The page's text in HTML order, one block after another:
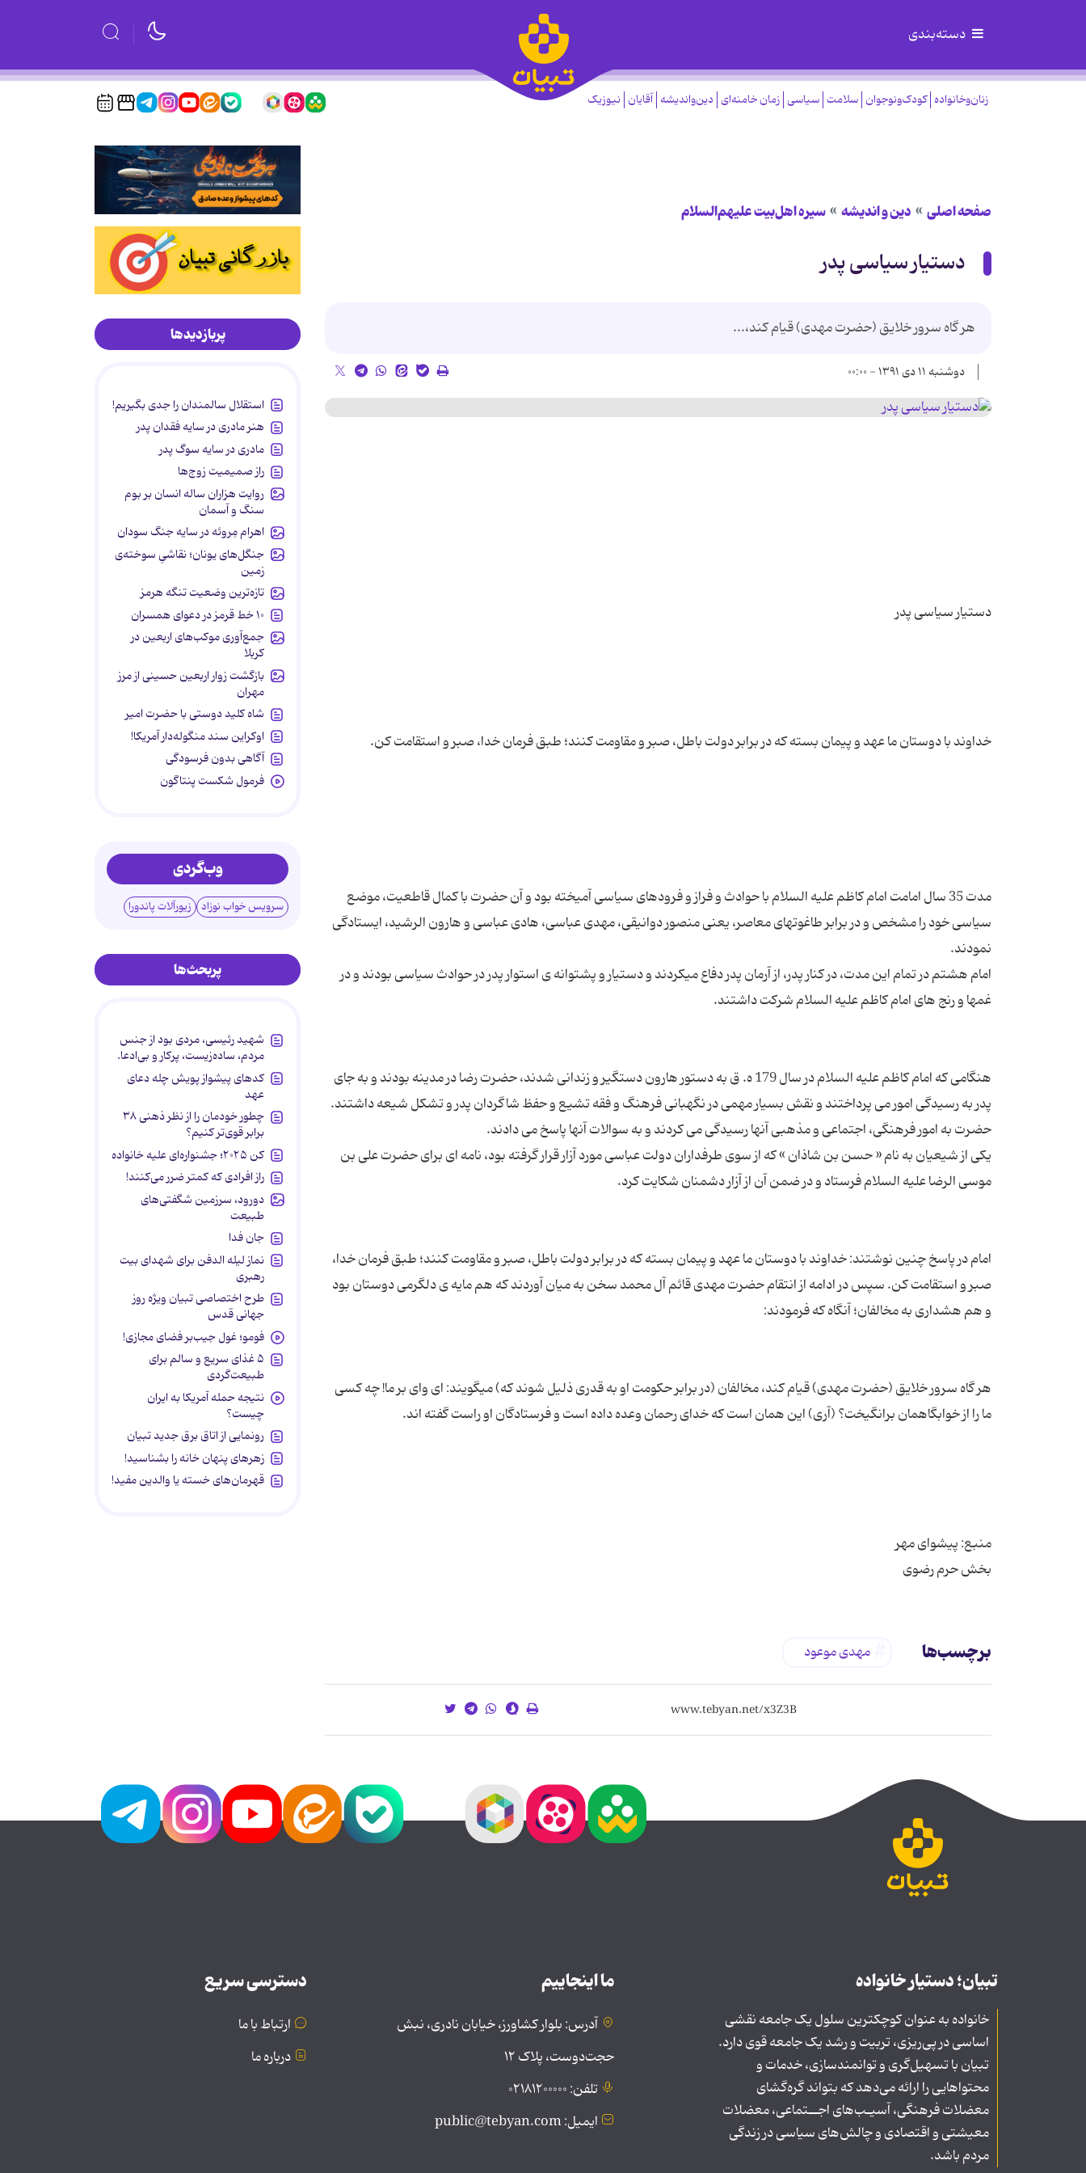
دسته‌بندی
زنان‌وخانواده کودک‌ونوجوان سلامت سیاسی زمان خامنه‌ای دین‌واندیشه آقایان نیوزیک
صفحه اصلی دین و اندیشه سیره اهل‌بیت علیهم‌السلام
دستیار سیاسی پدر
هر گاه سرور خلایق (حضرت مهدی) قیام کند،...
دوشنبه ۱۱ دی ۱۳۹۱ - ۰۰:۰۰
مدت 35 سال امامت امام کاظم علیه السلام با حوادث و فراز و فرودهای سیاسی آمیخته بود و آن حضرت با کمال قاطعیت، موضع
سیاسی خود را مشخص و در برابر طاغوتهای معاصر، یعنی منصور دوانیقی، مهدی عباسی، هادی عباسی و هارون الرشید، ایستادگی
امام هشتم در تمام این مدت، در کنار پدر، از آرمان پدر دفاع میکردند و دستیار و پشتوانه ی استوار پدر در حوادث سیاسی بودند و در
هنگامی که امام کاظم علیه السلام در سال 179 ه. ق به دستور هارون دستگیر و زندانی شدند، حضرت رضا در مدینه بودند و به جای
یکی از شیعیان به نام « حسن بن شاذان » که از سوی طرفداران دولت عباسی مورد آزار قرار گرفته بود، نامه ای برای حضرت علی بن
امام در پاسخ چنین نوشتند: خداوند با دوستان ما عهد و پیمان بسته که در برابر دولت باطل، صبر و مقاومت کنند؛ طبق فرمان خدا،
صبر و استقامت کن. سپس در ادامه از انتقام حضرت مهدی قائم آل محمد سخن به میان آوردند که هم مایه ی دلگرمی دوستان بود
هر گاه سرور خلایق (حضرت مهدی) قیام کند، مخالفان (در برابر حکومت او به قدری ذلیل شوند که) میگویند: ای وای بر ما! چه کسی
بخش حرم رضوی
برچسب‌ها مهدی موعود
پربازدیدها
استقلال سالمندان را جدی بگیریم!
هنر مادری در سایه‌ فقدان پدر
مادری در سایه سوگ پدر
راز صمیمیت زوج‌ها
روایت هزاران ساله انسان بر بوم
سنگ و آسمان
اهرام مِروئه در سایه جنگ سودان
جنگل‌های یونان؛ نقاشیِ سوخته‌ی
زمین
تازه‌ترین وضعیت تنگه هرمز
۱۰ خط قرمز در دعوای همسران
جمع‌آوری موکب‌های اربعین در
کربلا
بازگشت زوار اربعین حسینی از مرز
مهران
شاه کلید دوستی با حضرت امیر
اوکراین سند منگوله‌دار آمریکا!
آگاهی بدون فرسودگی
فرمول شکست پنتاگون
وب‌گردی
سرویس خواب نوزاد زیورآلات پاندورا
پربحث‌ها
شهید رئیسی، مردی بود از جنس
مردم، ساده‌زیست، پرکار و بی‌ادعا.
کدهای پیشواز پویش چله دعای
عهد
چطور خودمان را از نظر ذهنی ۳۸
برابر قوی‌تر کنیم؟
کن ۲۰۲۵؛ جشنواره‌ای علیه خانواده
راز افرادی که کمتر ضرر می‌کنند!
دورود، سرزمین شگفتی‌های
طبیعت
جان فدا
نماز لیله الدفن برای شهدای بیت
رهبری
طرح اختصاصی تبیان ویژه روز
جهانی قدس
فومو؛ غول جیب‌بر فضای مجازی!
۵ غذای سریع و سالم برای
طبیعت‌گردی
نتیجه حمله آمریکا به ایران
چیست؟
رونمایی از اتاق برق جدید تبیان
زهرهای پنهان خانه را بشناسید!
قهرمان‌های خسته یا والدین مفید!
تبیان؛ دستیار خانواده
خانواده به عنوان کوچکترین سلول یک جامعه نقشی
اساسی در پی‌ریزی، تربیت و رشد یک جامعه قوی دارد.
تبیان با تسهیل‌گری و توانمندسازی، خدمات و
محتواهایی را ارائه می‌دهد که بتواند گره‌گشای
معضلات فرهنگی، آسیـب‌های اجــتماعی، معضلات
معیشتی و اقتصادی و چالش‌های سیاسی در زندگی
مردم باشد.
ما اینجاییم
آدرس: بلوار کشاورز، خیابان نادری، نبش
حجت‌دوست، پلاک ۱۲
تلفن: ۰۲۱۸۱۲۰۰۰۰۰
ایمیل: public@tebyan.com
دسترسی سریع
ارتباط با ما
درباره ما